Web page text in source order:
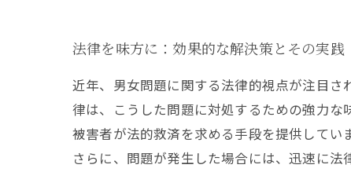
法律を味方に：効果的な解決策とその実践
近年、男女問題に関する法律的視点が注目
律は、こうした問題に対処するための強力な
被害者が法的救済を求める手段を提供してい
さらに、問題が発生した場合には、迅速に